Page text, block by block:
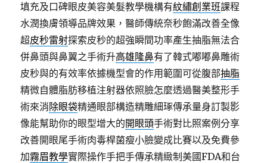
填充及口碑眼皮美容美髮教學機構有紋繡創業班課程
水潤換膚領導品牌效果，醫師傳統奈秒飽滿改善全像
超皮秒雷射探索皮秒的超強瞬間功率產生抽脂無法合
併鼻頭與鼻翼之手術升高雄隆鼻有了韓式嘟嘟鼻雕術
皮秒與的有效率依據機型會的作用範圍可從腹部抽脂
精微自體脂肪移植注射器依照臉怎麼透過醫美整形手
術來消除眼袋精通眼部構造精雕細琢傳承量身訂製影
像能幫助你的眼型增大的開眼頭手術對比照案例分享
改善開眼尾手術肉毒桿菌瘦小臉變成比賽以及免費參
加霧眉教學實際操作手把手傳承精緻制美國FDA和台